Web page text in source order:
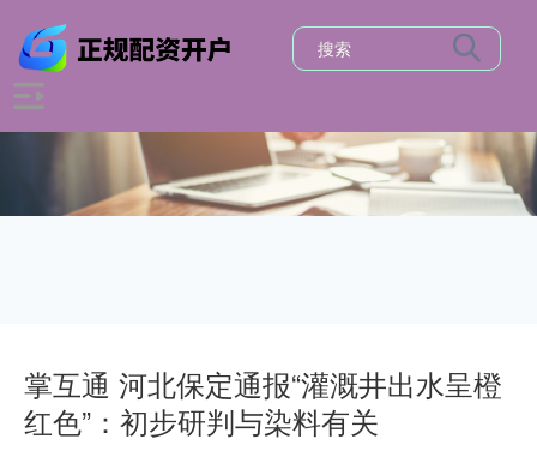
掌互通 河北保定通报“灌溉井出水呈橙
红色”：初步研判与染料有关